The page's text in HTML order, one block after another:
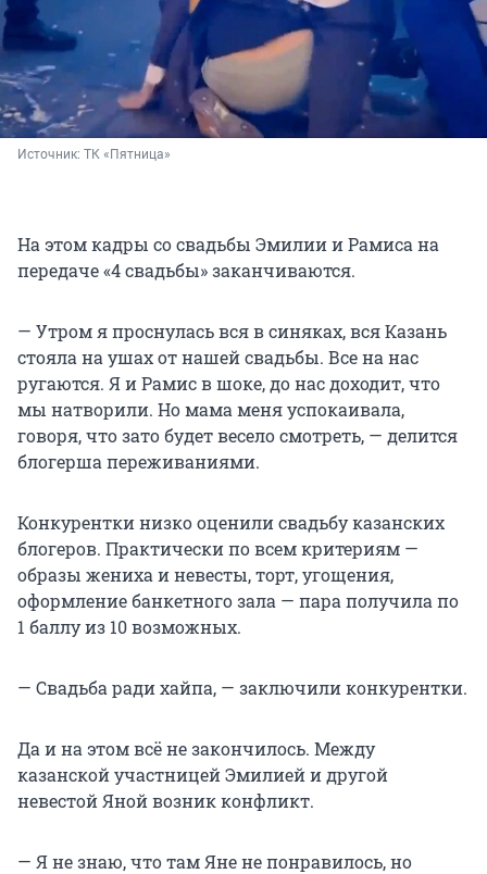
Источник: ТК «Пятница»
На этом кадры со свадьбы Эмилии и Рамиса на
передаче «4 свадьбы» заканчиваются.
— Утром я проснулась вся в синяках, вся Казань
стояла на ушах от нашей свадьбы. Все на нас
ругаются. Я и Рамис в шоке, до нас доходит, что
мы натворили. Но мама меня успокаивала,
говоря, что зато будет весело смотреть, — делится
блогерша переживаниями.
Конкурентки низко оценили свадьбу казанских
блогеров. Практически по всем критериям —
образы жениха и невесты, торт, угощения,
оформление банкетного зала — пара получила по
1 баллу из 10 возможных.
— Свадьба ради хайпа, — заключили конкурентки.
Да и на этом всё не закончилось. Между
казанской участницей Эмилией и другой
невестой Яной возник конфликт.
— Я не знаю, что там Яне не понравилось, но